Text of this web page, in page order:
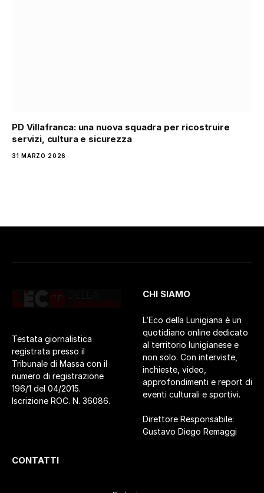
PD Villafranca: una nuova squadra per ricostruire
servizi, cultura e sicurezza
31 MARZO 2026
Testata giornalistica
registrata presso il
Tribunale di Massa con il
numero di registrazione
196/1 del 04/2015.
Iscrizione ROC. N. 36086.
CHI SIAMO
L’Eco della Lunigiana è un
quotidiano online dedicato
al territorio lunigianese e
non solo. Con interviste,
inchieste, video,
approfondimenti e report di
eventi culturali e sportivi.
Direttore Responsabile:
Gustavo Diego Remaggi
CONTATTI